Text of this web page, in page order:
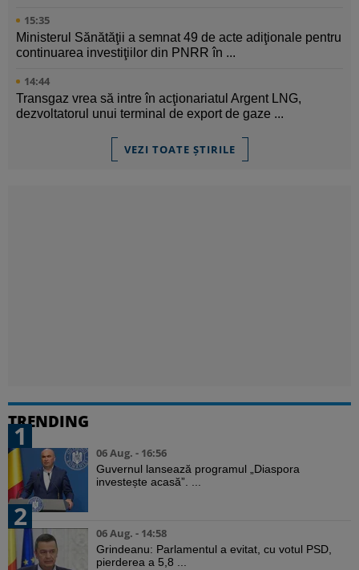
15:35
Ministerul Sănătăţii a semnat 49 de acte adiţionale pentru
continuarea investiţiilor din PNRR în ...
14:44
Transgaz vrea să intre în acţionariatul Argent LNG,
dezvoltatorul unui terminal de export de gaze ...
VEZI TOATE ȘTIRILE
TRENDING
1
06 Aug. - 16:56
Guvernul lansează programul „Diaspora
investește acasă”. ...
2
06 Aug. - 14:58
Grindeanu: Parlamentul a evitat, cu votul PSD,
pierderea a 5,8 ...